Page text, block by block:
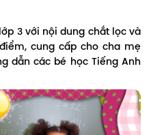
3 với nội dung chắt lọc và
cung cấp cho cha mẹ
dẫn các bé học Tiếng Anh